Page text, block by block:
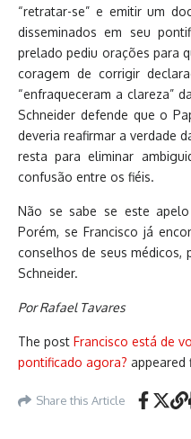
“retratar-se” e emitir um
disseminados em seu
prelado pediu orações para
coragem de corrigir
“enfraqueceram a clareza”
Schneider defende que o
deveria reafirmar a verdade
resta para eliminar
confusão entre os fiéis.
Não se sabe se este
Porém, se Francisco já
conselhos de seus médicos,
Schneider.
Por Rafael Tavares
The post Francisco está de
pontificado agora? appeared
Share this Article